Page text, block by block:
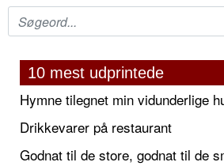
10 mest udprintede
Hymne tilegnet min vidunderlige
Drikkevarer på restaurant
Godnat til de store, godnat til de